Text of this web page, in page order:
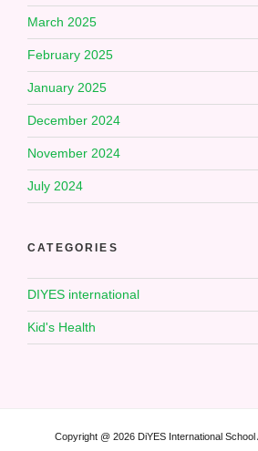
March 2025
February 2025
January 2025
December 2024
November 2024
July 2024
CATEGORIES
DIYES international
Kid's Health
Copyright @ 2026 DiYES International